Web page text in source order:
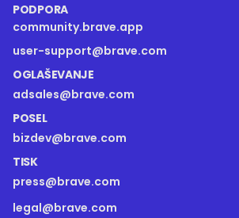
PODPORA
community.brave.app
user-support@brave.com
OGLAŠEVANJE
adsales@brave.com
POSEL
bizdev@brave.com
TISK
press@brave.com
legal@brave.com